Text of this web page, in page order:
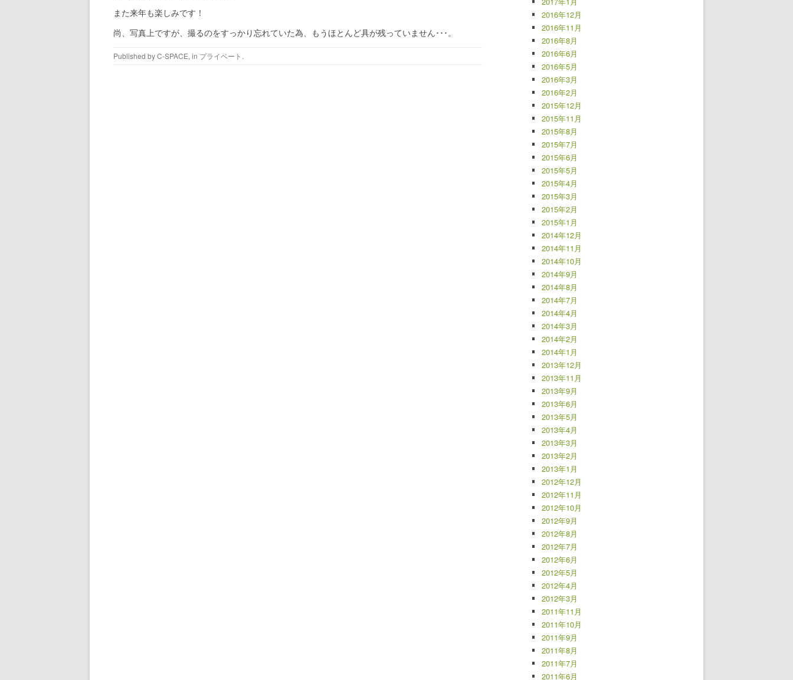
また来年も楽しみです！
尚、写真上ですが、撮るのをすっかり忘れていた為、もうほとんど具が残っていません･･･。
Published byC-SPACE, in プライベート .
2016年12月
2016年11月
2016年8月
2016年6月
2016年5月
2016年3月
2016年2月
2015年12月
2015年11月
2015年8月
2015年7月
2015年6月
2015年5月
2015年4月
2015年3月
2015年2月
2015年1月
2014年12月
2014年11月
2014年10月
2014年9月
2014年8月
2014年7月
2014年4月
2014年3月
2014年2月
2014年1月
2013年12月
2013年11月
2013年9月
2013年6月
2013年5月
2013年4月
2013年3月
2013年2月
2013年1月
2012年12月
2012年11月
2012年10月
2012年9月
2012年8月
2012年7月
2012年6月
2012年5月
2012年4月
2012年3月
2011年11月
2011年10月
2011年9月
2011年8月
2011年7月
2011年6月